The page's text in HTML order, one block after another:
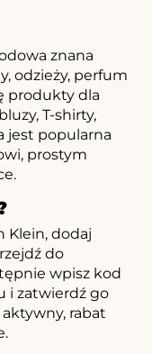
znana
odzieży, perfum
produkty dla
T-shirty,
jest popularna
prostym
Klein, dodaj
do
wpisz kod
i zatwierdź go
rabat